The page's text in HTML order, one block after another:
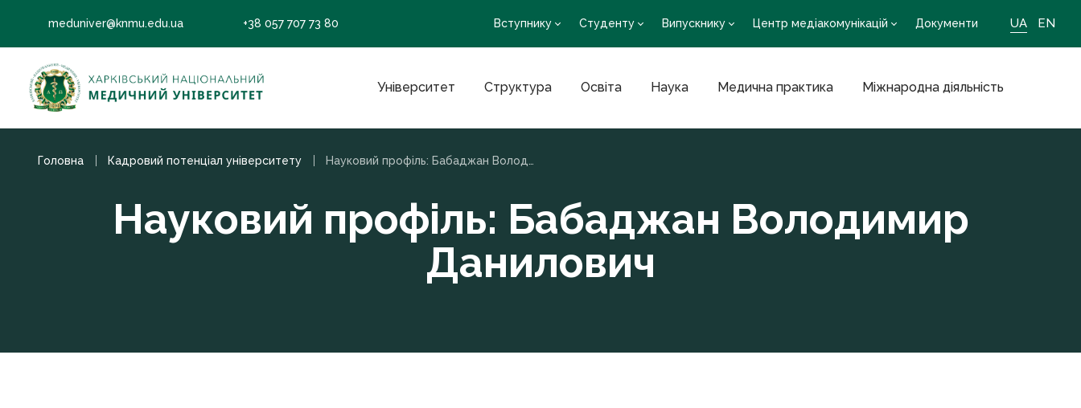
meduniver@knmu.edu.ua +38 057 707 73 80 Вступнику Студенту Випускнику Центр медіакомунікацій Документи UA EN
Університет Структура Освіта Наука Медична практика Міжнародна діяльність
Головна Кадровий потенціал університету
Науковий профіль: Бабаджан Володимир
Данилович